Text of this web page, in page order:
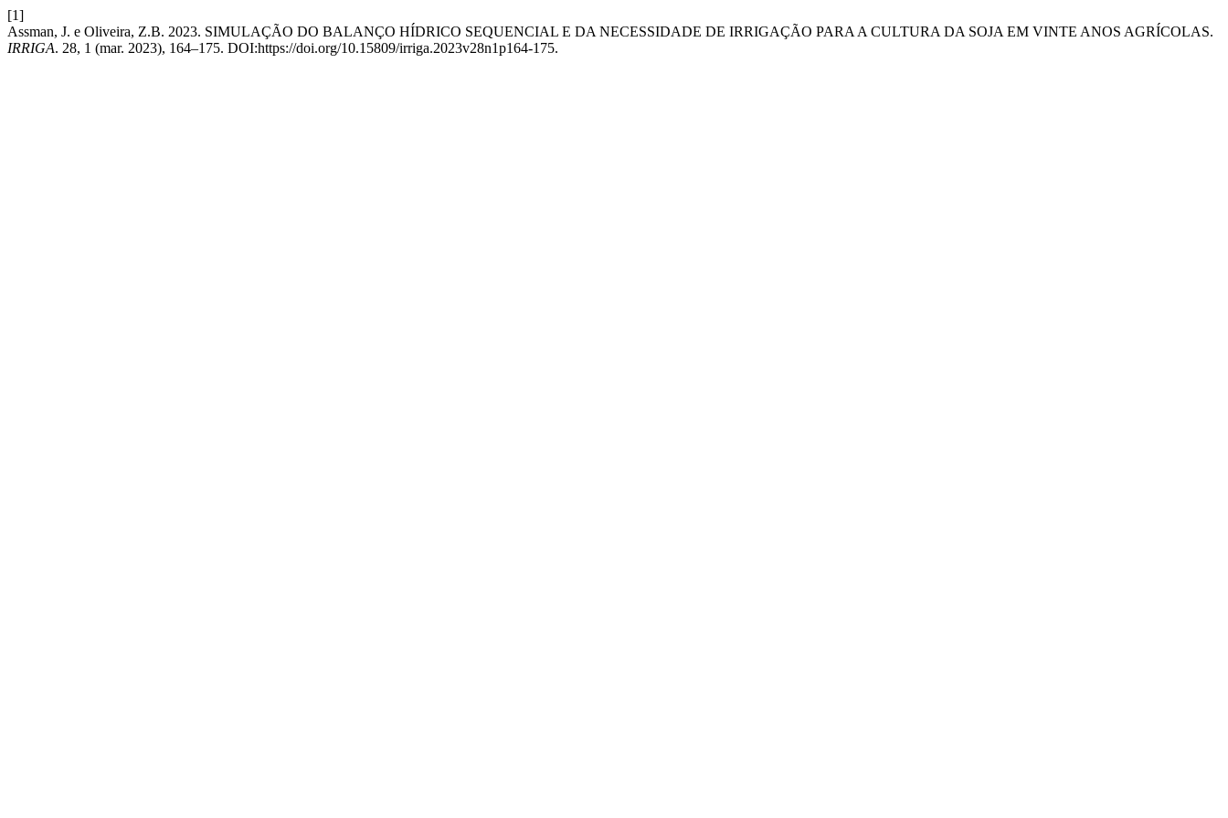
[1]
Assman, J. e Oliveira, Z.B. 2023. SIMULAÇÃO DO BALANÇO HÍDRICO SEQUENCIAL E DA NECESSIDADE DE IRRIGAÇÃO PARA A CULTURA DA SOJA EM VINTE ANOS AGRÍCOLAS.
IRRIGA. 28, 1 (mar. 2023), 164–175. DOI:https://doi.org/10.15809/irriga.2023v28n1p164-175.